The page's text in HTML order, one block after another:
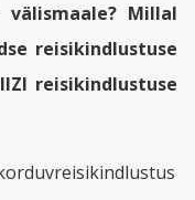
Millal
reisikindlustuse
reisikindlustuse